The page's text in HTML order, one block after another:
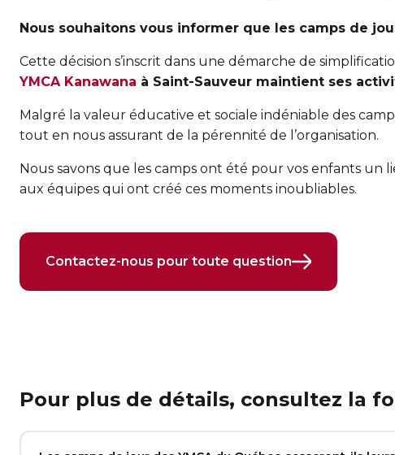
Nous souhaitons vous informer que les camps de
Cette décision s’inscrit dans une démarche de
YMCA Kanawana à Saint-Sauveur maintient ses
Malgré la valeur éducative et sociale indéniable des
tout en nous assurant de la pérennité de l’organisation.
Nous savons que les camps ont été pour vos enfants
aux équipes qui ont créé ces moments inoubliables.
Contactez-nous pour toute question
Pour plus de détails, consultez la